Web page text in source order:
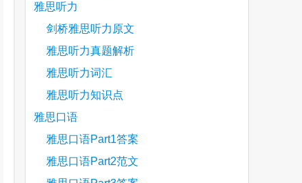
雅思听力
剑桥雅思听力原文
雅思听力真题解析
雅思听力词汇
雅思听力知识点
雅思口语
雅思口语Part1答案
雅思口语Part2范文